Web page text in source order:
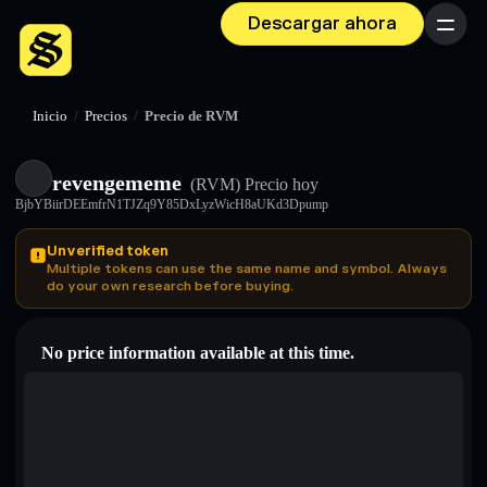
Descargar ahora Menú
Inicio / Precios / Precio de RVM
revengememe (RVM) Precio hoy
BjbYBiirDEEmfrN1TJZq9Y85DxLyzWicH8aUKd3Dpump
Unverified token
Multiple tokens can use the same name and symbol. Always
do your own research before buying.
No price information available at this time.